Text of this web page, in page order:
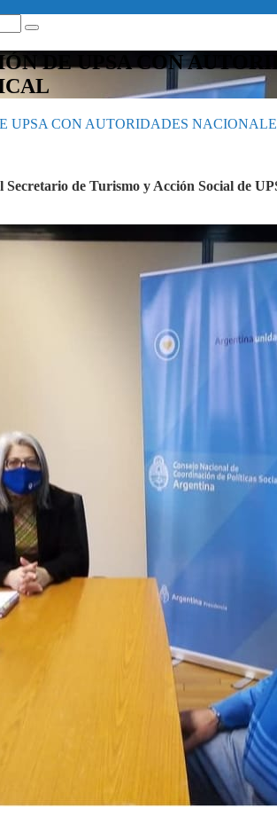
DE UPSA CON
UPSA CON AUTORIDADES
Secretario de Turismo y Acción Social de